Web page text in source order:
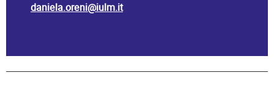
daniela.oreni@iulm.it